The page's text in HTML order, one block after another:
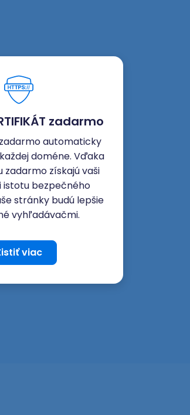
zadarmo
automaticky
doméne. Vďaka
zadarmo získajú vaši
istotu bezpečného
stránky budú lepšie
vyhľadávačmi.
viac